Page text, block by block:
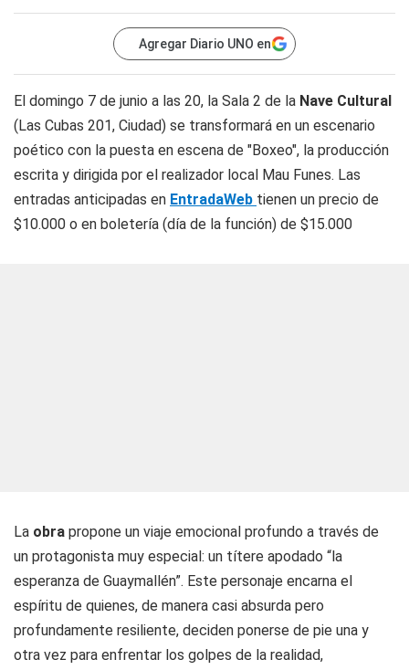
Agregar Diario UNO en
El domingo 7 de junio a las 20, la Sala 2 de la Nave Cultural
(Las Cubas 201, Ciudad) se transformará en un escenario
poético con la puesta en escena de "Boxeo", la producción
escrita y dirigida por el realizador local Mau Funes. Las
entradas anticipadas en EntradaWeb tienen un precio de
$10.000 o en boletería (día de la función) de $15.000
La obra propone un viaje emocional profundo a través de
un protagonista muy especial: un títere apodado “la
esperanza de Guaymallén”. Este personaje encarna el
espíritu de quienes, de manera casi absurda pero
profundamente resiliente, deciden ponerse de pie una y
otra vez para enfrentar los golpes de la realidad,